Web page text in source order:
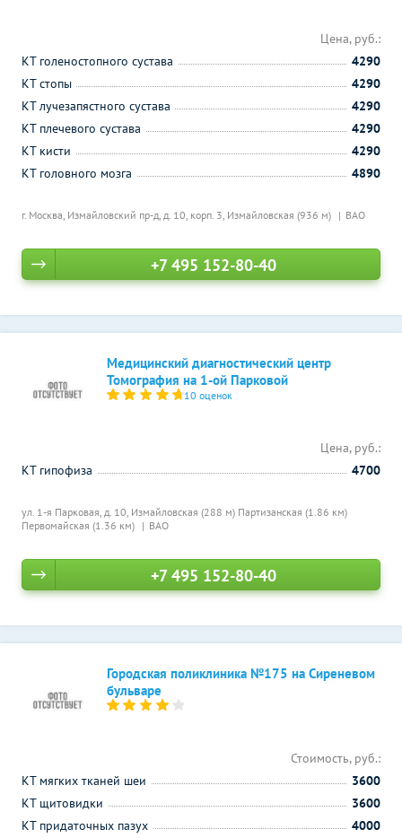
г. Москва, Измайловский пр-д, д. 10, корп. 3, Измайловская (936 м) ВАО
Цена, руб.:
КТ голеностопного сустава
4290
КТ стопы
4290
КТ лучезапястного сустава
4290
КТ плечевого сустава
4290
КТ кисти
4290
КТ головного мозга
4890
+7 495 152-80-40
Медицинский диагностический центр
Томография на 1-ой Парковой
10 оценок
ул. 1-я Парковая, д. 10, Измайловская (288 м) Партизанская (1.86 км)
Первомайская (1.36 км)
ВАО
Цена, руб.:
КТ гипофиза
4700
+7 495 152-80-40
Городская поликлиника №175 на Сиреневом
бульваре
Стоимость, руб.:
КТ мягких тканей шеи
3600
КТ щитовидки
3600
КТ придаточных пазух
4000